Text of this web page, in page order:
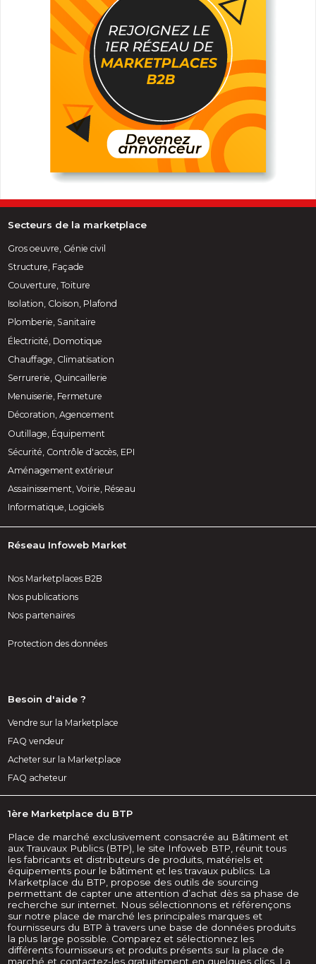
Secteurs de la marketplace
Gros oeuvre, Génie civil
Structure, Façade
Couverture, Toiture
Isolation, Cloison, Plafond
Plomberie, Sanitaire
Électricité, Domotique
Chauffage, Climatisation
Serrurerie, Quincaillerie
Menuiserie, Fermeture
Décoration, Agencement
Outillage, Équipement
Sécurité, Contrôle d'accès, EPI
Aménagement extérieur
Assainissement, Voirie, Réseau
Informatique, Logiciels
Réseau Infoweb Market
Nos Marketplaces B2B
Nos publications
Nos partenaires
Protection des données
Besoin d'aide ?
Vendre sur la Marketplace
FAQ vendeur
Acheter sur la Marketplace
FAQ acheteur
1ère Marketplace du BTP
Place de marché exclusivement consacrée au Bâtiment et
aux Trauvaux Publics (BTP), le site Infoweb BTP, réunit tous
les fabricants et distributeurs de produits, matériels et
équipements pour le bâtiment et les travaux publics. La
Marketplace du BTP, propose des outils de sourcing
permettant de capter une attention d’achat dès sa phase de
recherche sur internet. Nous sélectionnons et référençons
sur notre place de marché les principales marques et
fournisseurs du BTP à travers une base de données produits
la plus large possible. Comparez et sélectionnez les
différents fournisseurs et produits présents sur la place de
marché et contactez-les gratuitement en quelques clics. La